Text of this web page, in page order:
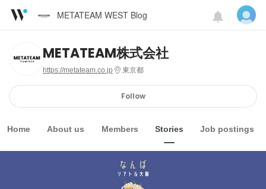
METATEAM WEST Blog
METATEAM株式会社
https://metateam.co.jp 東京都
Follow
Home About us Members Stories Job postings